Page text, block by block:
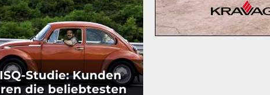
Studie: Kunden
die beliebtesten